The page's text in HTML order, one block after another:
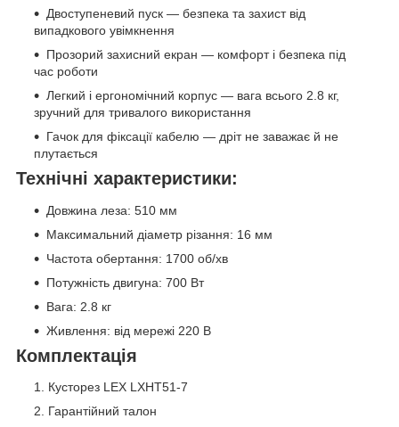
Двоступеневий пуск — безпека та захист від
випадкового увімкнення
Прозорий захисний екран — комфорт і безпека під
час роботи
Легкий і ергономічний корпус — вага всього 2.8 кг,
зручний для тривалого використання
Гачок для фіксації кабелю — дріт не заважає й не
плутається
Технічні характеристики:
Довжина леза: 510 мм
Максимальний діаметр різання: 16 мм
Частота обертання: 1700 об/хв
Потужність двигуна: 700 Вт
Вага: 2.8 кг
Живлення: від мережі 220 В
Комплектація
Кусторез LEX LXHT51-7
Гарантійний талон